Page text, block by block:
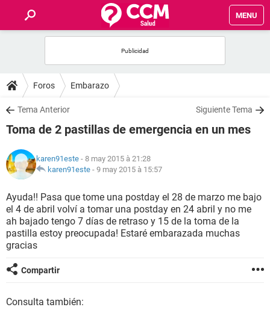
MENU
FORUMS
SALUD
NUTRICIÓN
BIENESTAR
SEXUALIDAD
GLOSARIO
Foros Embarazo
Tema Anterior Siguiente Tema
Toma de 2 pastillas de emergencia en un mes
karen91este - 8 may 2015 à 21:28
karen91este - 9 may 2015 à 15:57
Ayuda!! Pasa que tome una postday el 28 de marzo me bajo
el 4 de abril volví a tomar una postday en 24 abril y no me
ah bajado tengo 7 días de retraso y 15 de la toma de la
pastilla estoy preocupada! Estaré embarazada muchas
gracias
Compartir
Consulta también: